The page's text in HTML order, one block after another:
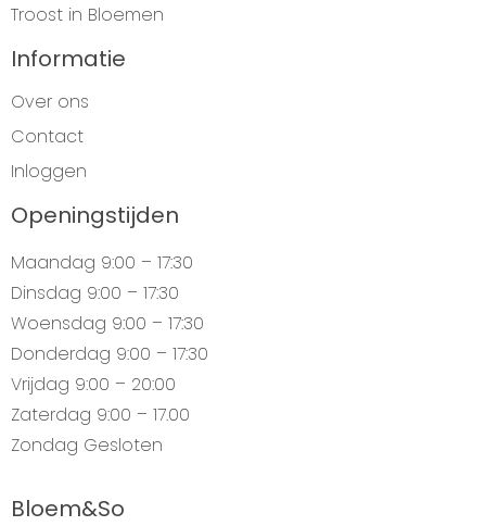
Troost in Bloemen
Informatie
Over ons
Contact
Inloggen
Openingstijden
Maandag 9:00 – 17:30
Dinsdag 9:00 – 17:30
Woensdag 9:00 – 17:30
Donderdag 9:00 – 17:30
Vrijdag 9:00 – 20:00
Zaterdag 9:00 – 17.00
Zondag Gesloten
Bloem&So